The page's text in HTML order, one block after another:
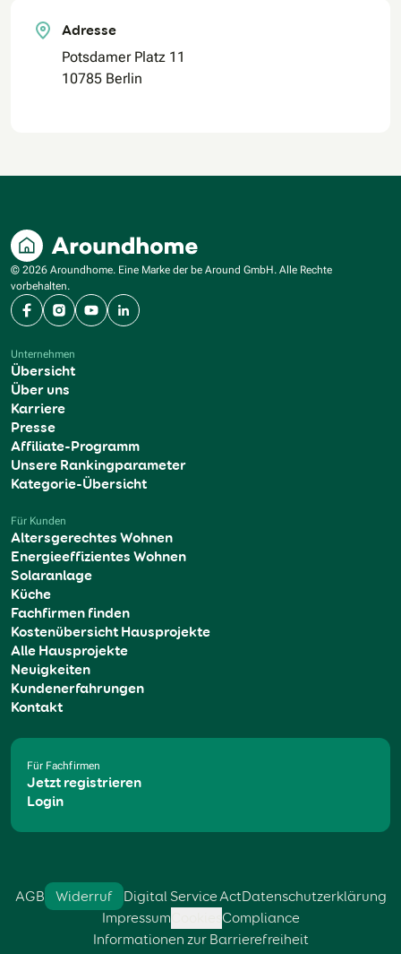
Adresse
Potsdamer Platz 11
10785 Berlin
© 2026 Aroundhome. Eine Marke der be Around GmbH. Alle Rechte
vorbehalten.
FacebookInstagram
YouTubeLinkedIn
Unternehmen
Übersicht
Über uns
Karriere
Presse
Affiliate-Programm
Unsere Rankingparameter
Kategorie-Übersicht
Für Kunden
Altersgerechtes Wohnen
Energieeffizientes Wohnen
Solaranlage
Küche
Fachfirmen finden
Kostenübersicht Hausprojekte
Alle Hausprojekte
Neuigkeiten
Kundenerfahrungen
Kontakt
Für Fachfirmen
Jetzt registrieren
Login
AGB Widerruf Digital Service ActDatenschutzerklärung
Impressum
Compliance
Informationen zur Barrierefreiheit